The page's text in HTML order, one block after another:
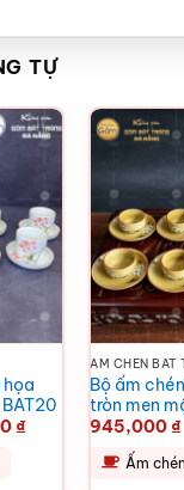
TỰ
₫Khoảng
700,000 ₫
ẤM CHÉN BÁT
Bộ ấm
tròn men
945,000₫
Ấm